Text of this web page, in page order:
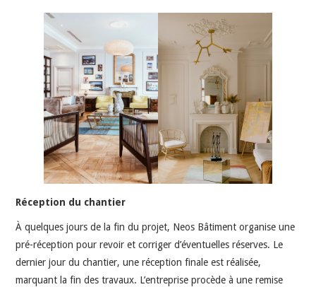
Réception du chantier
À quelques jours de la fin du projet, Neos Bâtiment organise une
pré-réception pour revoir et corriger d’éventuelles réserves. Le
dernier jour du chantier, une réception finale est réalisée,
marquant la fin des travaux. L’entreprise procède à une remise